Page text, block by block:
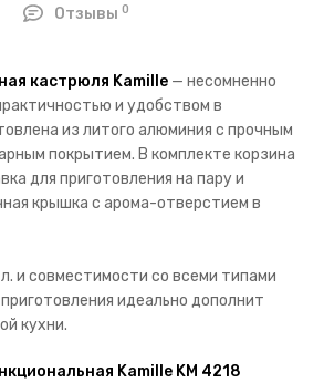
Отзывы0
кастрюля Kamille — несомненно
и удобством в
из литого алюминия с прочным
покрытием. В комплекте корзина
для приготовления на пару и
крышка с арома-отверстием в
и совместимости со всеми типами
идеально дополнит
кухни.
Kamille KM 4218